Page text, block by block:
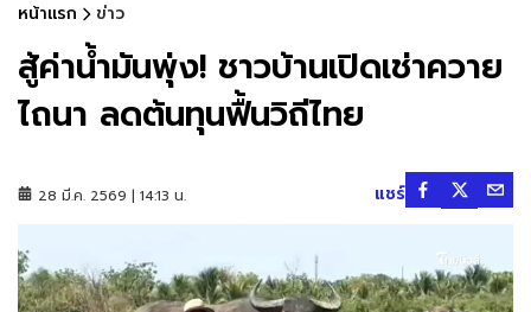
หน้าแรก ข่าว
สู้ค่าน้ำมันพุ่ง! ชาวบ้านเปิดเช่าควาย
ไถนา ลดต้นทุนฟื้นวิถีไทย
28 มี.ค. 2569 | 14:13 น. แชร์